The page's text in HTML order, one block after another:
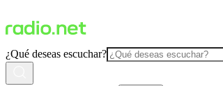
¿Qué deseas escuchar?